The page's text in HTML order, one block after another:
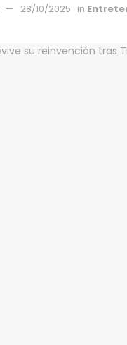
28/10/2025 in